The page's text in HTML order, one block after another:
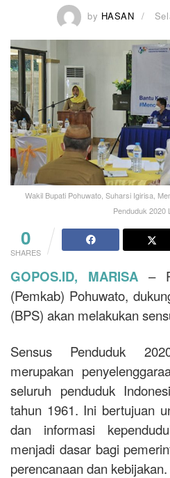
by HASAN
Wakil Bupati Pohuwato, Suharsi Igirisa,
Penduduk 2020
0
SHARES
GOPOS.ID, MARISA –
(Pemkab) Pohuwato,
(BPS) akan melakukan
Sensus Penduduk
merupakan
seluruh penduduk
tahun 1961. Ini bertujuan
dan informasi
menjadi dasar bagi
perencanaan dan kebijakan.